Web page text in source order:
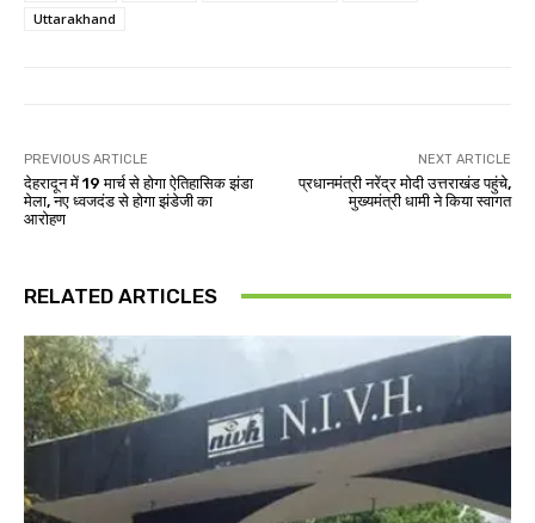
Uttarakhand
PREVIOUS ARTICLE
देहरादून में 19 मार्च से होगा ऐतिहासिक झंडा
मेला, नए ध्वजदंड से होगा झंडेजी का
आरोहण
NEXT ARTICLE
प्रधानमंत्री नरेंद्र मोदी उत्तराखंड पहुंचे,
मुख्यमंत्री धामी ने किया स्वागत
RELATED ARTICLES